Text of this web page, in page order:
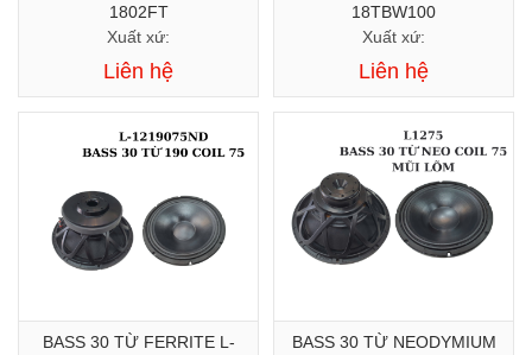
1802FT
Xuất xứ:
Liên hệ
18TBW100
Xuất xứ:
Liên hệ
BASS 30 TỪ FERRITE L-
BASS 30 TỪ NEODYMIUM